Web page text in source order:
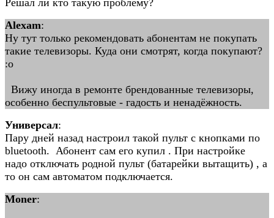
Решал ли кто такую проблему?
Alexam:
Ну тут только рекомендовать абонентам не покупать
такие телевизоры. Куда они смотрят, когда покупают?
:o
Вижу иногда в ремонте брендованные телевизоры,
особенно беспультовые - гадость и ненадёжность.
Универсал:
Пару дней назад настроил такой пульт с кнопками по
bluetooth. Абонент сам его купил . При настройке
надо отключать родной пульт (батарейки вытащить) , а
то он сам автоматом подключается.
Moner: